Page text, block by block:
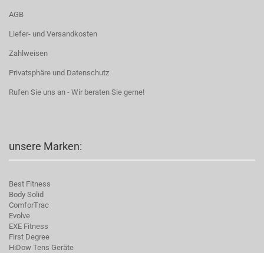
AGB
Liefer- und Versandkosten
Zahlweisen
Privatsphäre und Datenschutz
Rufen Sie uns an - Wir beraten Sie gerne!
unsere Marken:
Best Fitness
Body Solid
ComforTrac
Evolve
EXE Fitness
First Degree
HiDow Tens Geräte